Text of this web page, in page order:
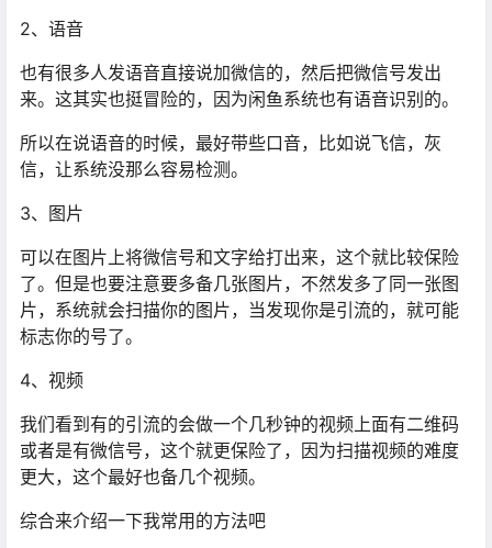
2、语音
也有很多人发语音直接说加微信的，然后把微信号发出
来。这其实也挺冒险的，因为闲鱼系统也有语音识别的。
所以在说语音的时候，最好带些口音，比如说飞信，灰
信，让系统没那么容易检测。
3、图片
可以在图片上将微信号和文字给打出来，这个就比较保险
了。但是也要注意要多备几张图片，不然发多了同一张图
片，系统就会扫描你的图片，当发现你是引流的，就可能
标志你的号了。
4、视频
我们看到有的引流的会做一个几秒钟的视频上面有二维码
或者是有微信号，这个就更保险了，因为扫描视频的难度
更大，这个最好也备几个视频。
综合来介绍一下我常用的方法吧